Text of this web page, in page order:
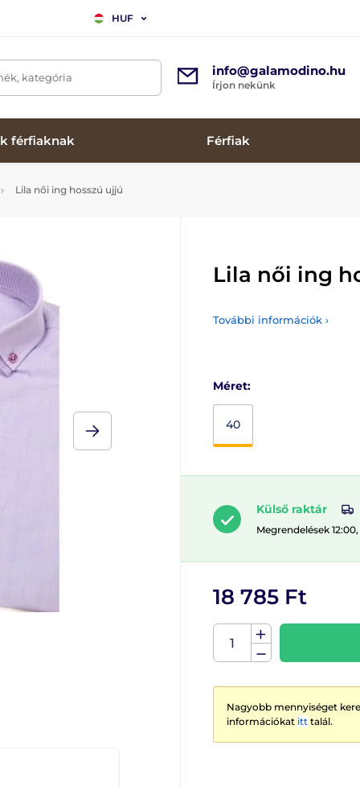
HUF
kategória info@galamodino.hu
Írjon nekünk
férfiaknak Férfiak
Lila női ing hosszú ujjú
Lila női ing
További információk ›
Méret:
40
Külső raktár
Megrendelések
18 785 Ft
Nagyobb mennyiséget
információkat itt talál.